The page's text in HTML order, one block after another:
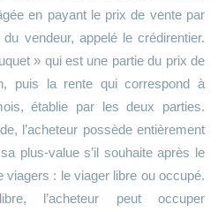
en payant le prix de vente par
vendeur, appelé le crédirentier.
» qui est une partie du prix de
puis la rente qui correspond à
établie par les deux parties.
l’acheteur possède entièrement
plus-value s’il souhaite après le
viagers : le viager libre ou occupé.
l’acheteur peut occuper